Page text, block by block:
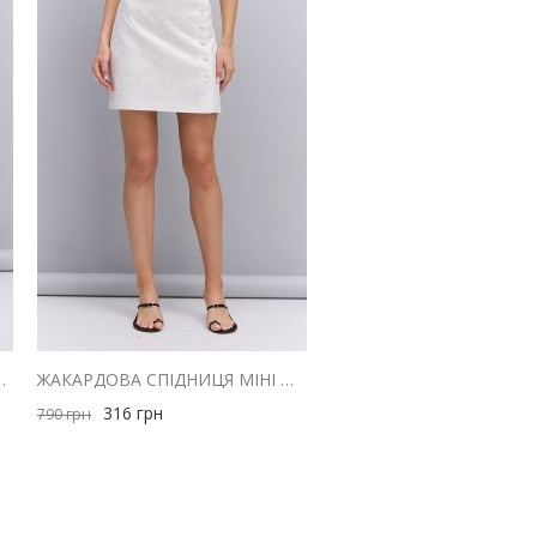
ГОРОШОК ЖАКАРДОВА СПІДНИЦЯ МІНІ МОЛОЧНОГО КОЛЬОРУ
790грн 316 грн